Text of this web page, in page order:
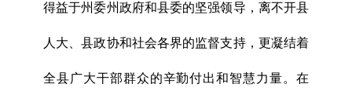
得益于州委州政府和县委的坚强领导，离不开县
人大、县政协和社会各界的监督支持，更凝结着
全县广大干部群众的辛勤付出和智慧力量。在